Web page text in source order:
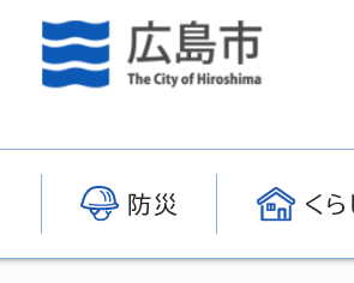
防災 く